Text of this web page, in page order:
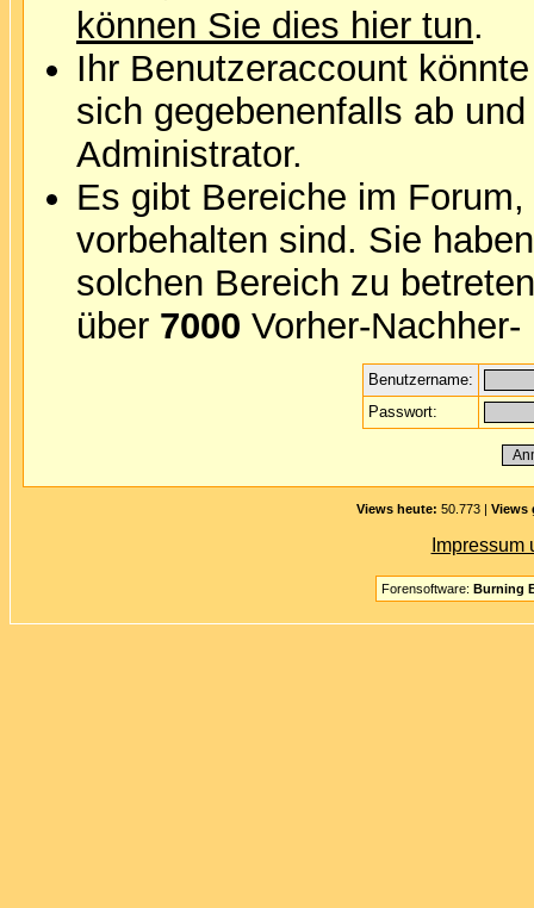
können Sie dies hier tun.
Ihr Benutzeraccount
sich gegebenenfalls ab
Administrator.
Es gibt Bereiche im
vorbehalten sind. Sie
solchen Bereich zu
über 7000 Vorher-
Benutzername:
Passwort:
Views heute: 50.773 | Views
Forensoftware: Burning